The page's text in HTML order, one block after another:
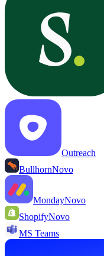
Outreach
BullhornNovo
MondayNovo
ShopifyNovo
MS Teams